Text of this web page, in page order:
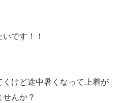
です！！
けど途中暑くなって上着が
んか？